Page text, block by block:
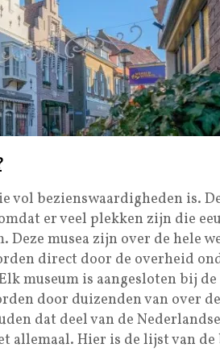
bezienswaardigheden is.
er veel plekken zijn die
musea zijn over de hele
direct door de overheid
is aangesloten bij de
door duizenden van over
dat deel van de
allemaal. Hier is de lijst van de